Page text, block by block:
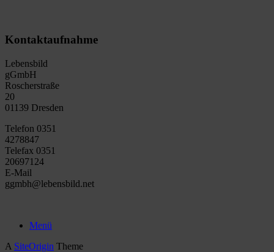
Kontaktaufnahme
Lebensbild
gGmbH
Roscherstraße
20
01139 Dresden
Telefon 0351
4278847
Telefax 0351
20697124
E-Mail
ggmbh@lebensbild.net
Menü
A SiteOrigin Theme